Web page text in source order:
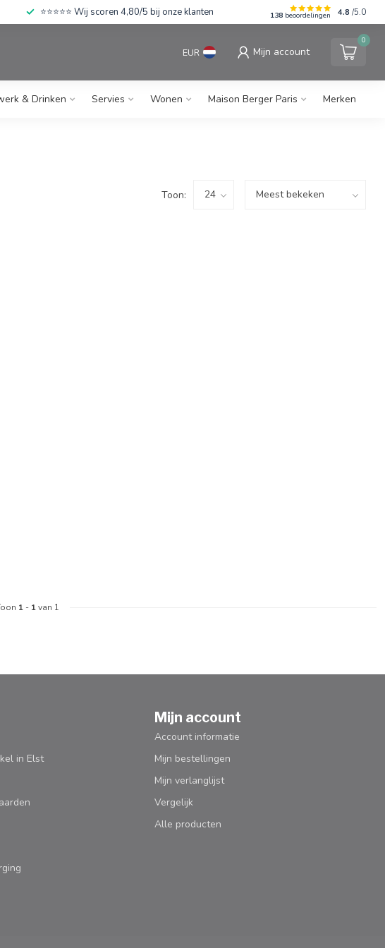
⭐⭐⭐⭐⭐ Wij scoren 4,80/5 bij onze klanten 138 beoordelingen 4.8 /5.0
EUR Mijn account
0
& Drinken Servies Wonen Maison Berger Paris Merken
Toon:
1 - 1van 1
in Elst
Mijn account
Account informatie
Mijn bestellingen
Mijn verlanglijst
Vergelijk
Alle producten